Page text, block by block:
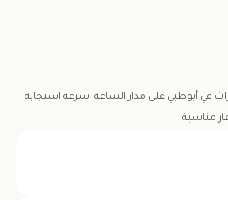
في أبوظبي على مدار الساعة. سرعة استجابة
مناسبة.